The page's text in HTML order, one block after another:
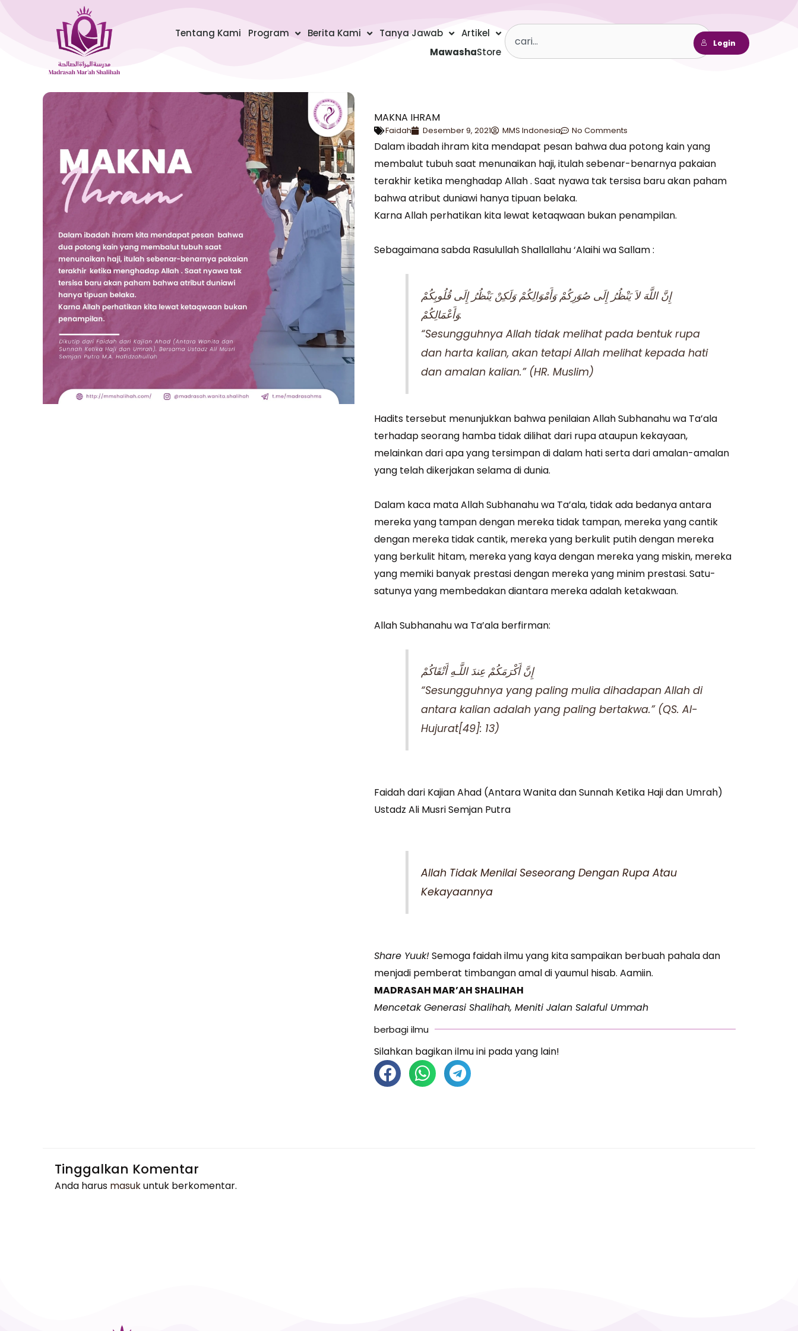
Tentang Kami Program Berita Kami Tanya Jawab
Artikel
MawashaStore
Search
Login
MAKNA IHRAM
Faidah Desember 9, 2021 MMS Indonesia No Comments
Dalam ibadah ihram kita mendapat pesan bahwa dua potong kain yang
membalut tubuh saat menunaikan haji, itulah sebenar-benarnya pakaian
terakhir ketika menghadap Allah . Saat nyawa tak tersisa baru akan paham
bahwa atribut duniawi hanya tipuan belaka.
Karna Allah perhatikan kita lewat ketaqwaan bukan penampilan.
Sebagaimana sabda Rasulullah Shallallahu ‘Alaihi wa Sallam :
إِنَّ اللَّهَ لاَ يَنْظُرُ إِلَى صُوَرِكُمْ وَأَمْوَالِكُمْ وَلَكِنْ يَنْظُرُ إِلَى قُلُوبِكُمْ
وَأَعْمَالِكُمْ.
“Sesungguhnya Allah tidak melihat pada bentuk rupa
dan harta kalian, akan tetapi Allah melihat kepada hati
dan amalan kalian.” (HR. Muslim)
Hadits tersebut menunjukkan bahwa penilaian Allah Subhanahu wa Ta’ala
terhadap seorang hamba tidak dilihat dari rupa ataupun kekayaan,
melainkan dari apa yang tersimpan di dalam hati serta dari amalan-amalan
yang telah dikerjakan selama di dunia.
Dalam kaca mata Allah Subhanahu wa Ta’ala, tidak ada bedanya antara
mereka yang tampan dengan mereka tidak tampan, mereka yang cantik
dengan mereka tidak cantik, mereka yang berkulit putih dengan mereka
yang berkulit hitam, mereka yang kaya dengan mereka yang miskin, mereka
yang memiki banyak prestasi dengan mereka yang minim prestasi. Satu-
satunya yang membedakan diantara mereka adalah ketakwaan.
Allah Subhanahu wa Ta’ala berfirman:
إِنَّ أَكْرَمَكُمْ عِندَ اللَّـهِ أَتْقَاكُمْ
“Sesungguhnya yang paling mulia dihadapan Allah di
antara kalian adalah yang paling bertakwa.” (QS. Al-
Hujurat[49]: 13)
Faidah dari Kajian Ahad (Antara Wanita dan Sunnah Ketika Haji dan Umrah)
Ustadz Ali Musri Semjan Putra
Allah Tidak Menilai Seseorang Dengan Rupa Atau
Kekayaannya
Share Yuuk!Semoga faidah ilmu yang kita sampaikan berbuah pahala dan
menjadi pemberat timbangan amal di yaumul hisab. Aamiin.
MADRASAH MAR’AH SHALIHAH
Mencetak Generasi Shalihah, Meniti Jalan Salaful Ummah
berbagi ilmu
Silahkan bagikan ilmu ini pada yang lain!
Tinggalkan Komentar
Anda harus masukuntuk berkomentar.